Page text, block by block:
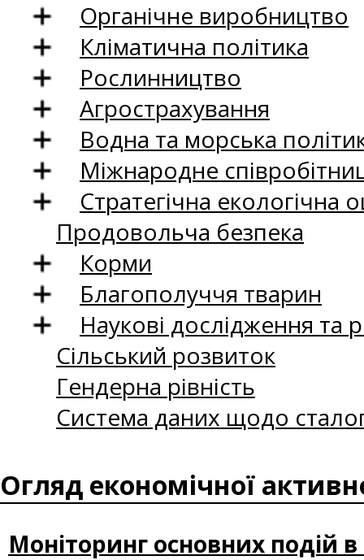
Органічне виробництво
Кліматична політика
Рослинництво
Агрострахування
Водна та морська
Міжнародне
Стратегічна екологічна
Продовольча безпека
Корми
Благополуччя тварин
Наукові дослідження та
Сільський розвиток
Гендерна рівність
Система даних щодо
Огляд економічної
Моніторинг основних подій